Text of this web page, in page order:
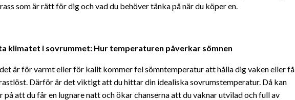
som är rätt för dig och vad du behöver tänka på när du köper en.
klimatet i sovrummet: Hur temperaturen påverkar sömnen
är för varmt eller för kallt kommer fel sömntemperatur att hålla dig vaken eller få
Därför är det viktigt att du hittar din idealiska sovrumstemperatur. Då kan
på att du får en lugnare natt och ökar chanserna att du vaknar utvilad och full av